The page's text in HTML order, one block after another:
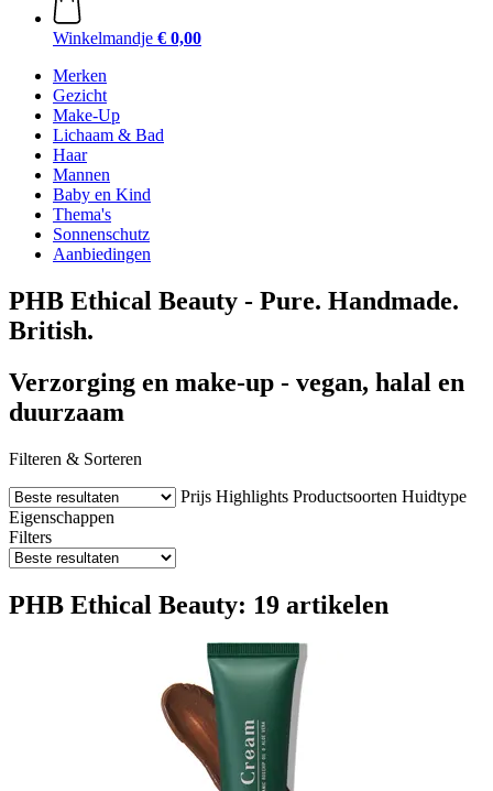
Winkelmandje € 0,00
Merken
Gezicht
Make-Up
Lichaam & Bad
Haar
Mannen
Baby en Kind
Thema's
Sonnenschutz
Aanbiedingen
PHB Ethical Beauty - Pure. Handmade.
British.
Verzorging en make-up - vegan, halal en
duurzaam
Filteren & Sorteren
Prijs Highlights Productsoorten Huidtype
Eigenschappen
Filters
PHB Ethical Beauty: 19 artikelen